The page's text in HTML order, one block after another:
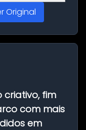
Original
criativo, fim
com mais
em